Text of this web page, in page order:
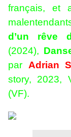
français, et
d’un rêve
(2024),
par Adrian
story, 2023,
(VF).